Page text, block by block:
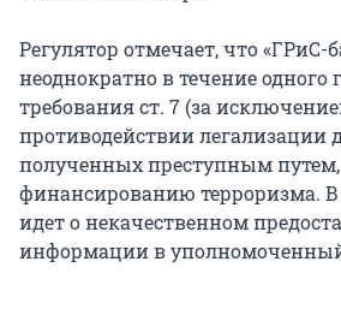
Регулятор отмечает, что «ГРиС-
неоднократно в течение одного
требования ст. 7 (за
противодействии легализации
полученных преступным
финансированию терроризма. В
идет о некачественном
информации в